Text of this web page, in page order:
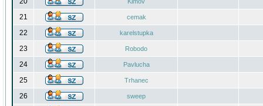
21 cemak
22 karelstupka
23 Robodo
24 Pavlucha
25 Trhanec
26 sweep